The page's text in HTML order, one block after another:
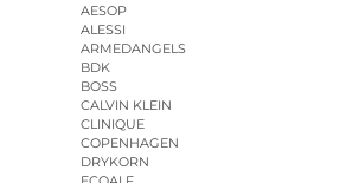
AESOP
ALESSI
ARMEDANGELS
BDK
BOSS
CALVIN KLEIN
CLINIQUE
COPENHAGEN
DRYKORN